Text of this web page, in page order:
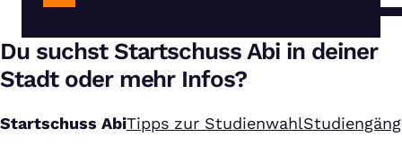
Du suchst Startschuss Abi in deiner
Stadt oder mehr Infos?
Startschuss AbiTipps zur Studienwahl